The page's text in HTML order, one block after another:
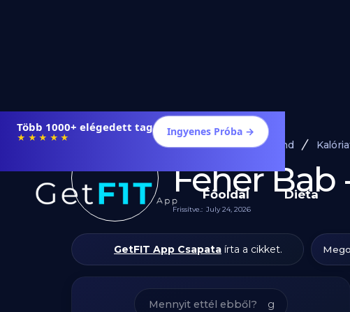
Étrendek, receptek és edzéstervek
★★★★★ Ingyenes Próba →
Főoldal Diéta
Diéta és Étrend
Fehér Bab
Frissítve.: July 24, 2026
GetFIT App Csapata írta a cikket.
g